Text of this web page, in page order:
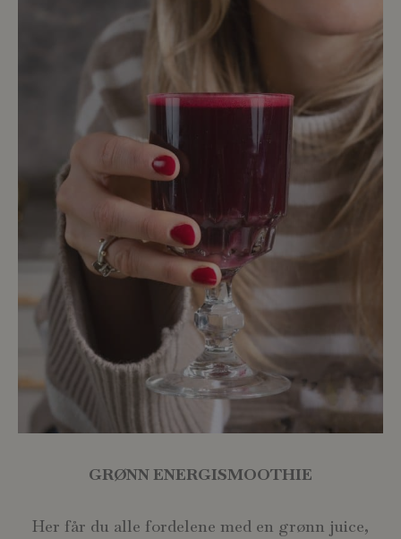
GRØNN ENERGISMOOTHIE
Her får du alle fordelene med en grønn juice,